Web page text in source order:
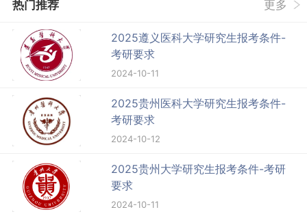
热门推荐 更多
2025遵义医科大学研究生报考条件-
考研要求
2024-10-11
2025贵州医科大学研究生报考条件-
考研要求
2024-10-12
2025贵州大学研究生报考条件-考研
要求
2024-10-11